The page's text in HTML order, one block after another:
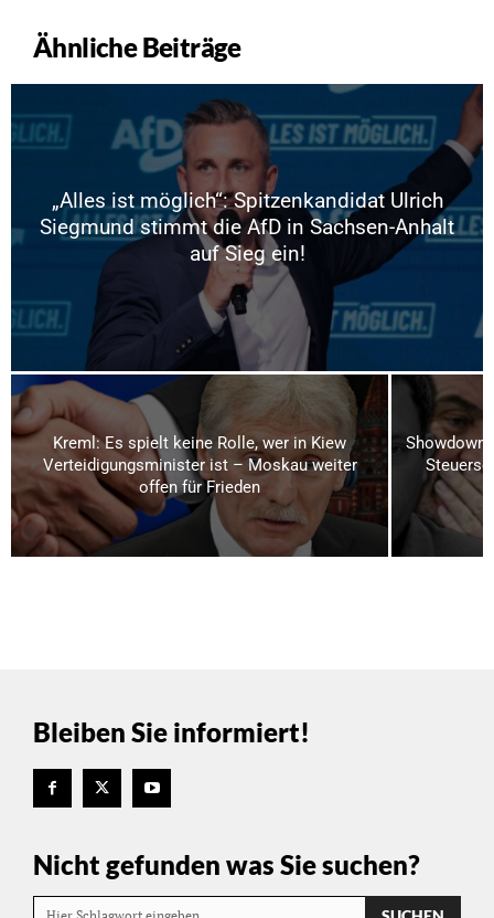
Ähnliche Beiträge
„Alles ist möglich“: Spitzenkandidat Ulrich
Siegmund stimmt die AfD in Sachsen-Anhalt
auf Sieg ein!
Kreml: Es spielt keine Rolle, wer in Kiew
Verteidigungsminister ist – Moskau weiter
offen für Frieden
Showdown
Bleiben Sie informiert!
Nicht gefunden was Sie suchen?